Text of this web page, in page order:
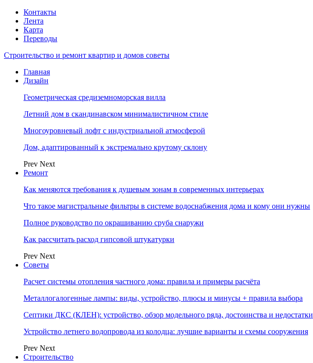
Контакты
Лента
Карта
Переводы
Строительство и ремонт квартир и домов советы
Главная
Дизайн
Геометрическая средиземноморская вилла
Летний дом в скандинавском минималистичном стиле
Многоуровневый лофт с индустриальной атмосферой
Дом, адаптированный к экстремально крутому склону
Prev Next
Ремонт
Как меняются требования к душевым зонам в современных интерьерах
Что такое магистральные фильтры в системе водоснабжения дома и кому они нужны
Полное руководство по окрашиванию сруба снаружи
Как рассчитать расход гипсовой штукатурки
Prev Next
Советы
Расчет системы отопления частного дома: правила и примеры расчёта
Металлогалогенные лампы: виды, устройство, плюсы и минусы + правила выбора
Септики ДКС (КЛЕН): устройство, обзор модельного ряда, достоинства и недостатки
Устройство летнего водопровода из колодца: лучшие варианты и схемы сооружения
Prev Next
Строительство